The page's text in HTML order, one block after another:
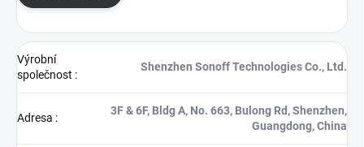
Výrobní
společnost :
Shenzhen Sonoff Technologies Co., Ltd.
Adresa :
3F & 6F, Bldg A, No. 663, Bulong Rd, Shenzhen,
Guangdong, China